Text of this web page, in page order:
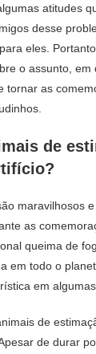
atitudes
desse
eles.
o assunto,
tornar as
de
maravilhosos
as
queima de
em todo o
em
de
de durar